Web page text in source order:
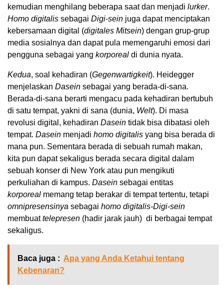
kemudian menghilang beberapa saat dan menjadi lurker.
Homo digitalis sebagai Digi-sein juga dapat menciptakan
kebersamaan digital (digitales Mitsein) dengan grup-grup
media sosialnya dan dapat pula memengaruhi emosi dari
pengguna sebagai yang korporeal di dunia nyata.
Kedua, soal kehadiran (Gegenwartigkeit). Heidegger
menjelaskan Dasein sebagai yang berada-di-sana.
Berada-di-sana berarti mengacu pada kehadiran bertubuh
di satu tempat, yakni di sana (dunia, Welt). Di masa
revolusi digital, kehadiran Dasein tidak bisa dibatasi oleh
tempat. Dasein menjadi homo digitalis yang bisa berada di
mana pun. Sementara berada di sebuah rumah makan,
kita pun dapat sekaligus berada secara digital dalam
sebuah konser di New York atau pun mengikuti
perkuliahan di kampus. Dasein sebagai entitas
korporeal memang tetap berakar di tempat tertentu, tetapi
omnipresensinya sebagai homo digitalis-Digi-sein
membuattelepresen (hadir jarak jauh) di berbagai tempat
sekaligus.
Baca juga : Apa yang Anda Ketahui tentang
Kebenaran?